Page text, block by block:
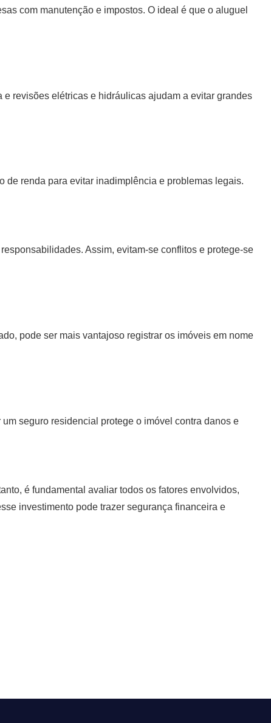
com manutenção e impostos. O ideal é que o aluguel
revisões elétricas e hidráulicas ajudam a evitar grandes
de renda para evitar inadimplência e problemas legais.
Assim, evitam-se conflitos e protege-se
pode ser mais vantajoso registrar os imóveis em nome
seguro residencial protege o imóvel contra danos e
é fundamental avaliar todos os fatores envolvidos,
investimento pode trazer segurança financeira e